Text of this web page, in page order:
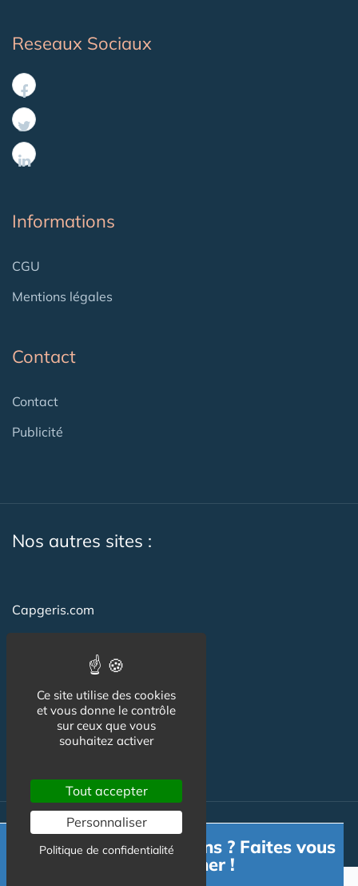
Reseaux Sociaux
Informations
CGU
Mentions légales
Contact
Contact
Publicité
Nos autres sites :
Capgeris.com
Emploi-formation-sante.com
Aidant.info
Creche-et-naissance.com
© Australis 2026 - Tous droits réservés. //
Besoin d'informations ? Faites vous
accompagner !
Ce site utilise des cookies
et vous donne le contrôle
sur ceux que vous
souhaitez activer
Tout accepter
Personnaliser
Politique de confidentialité